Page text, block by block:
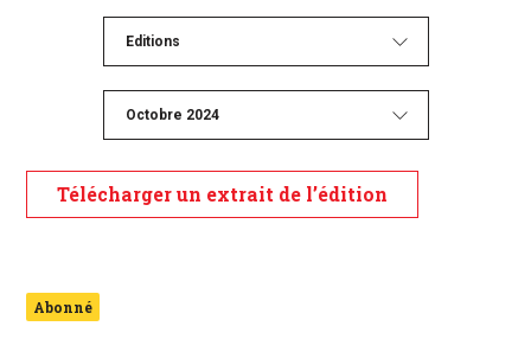
Editions
Octobre 2024
Télécharger un extrait de l’édition
Abonné